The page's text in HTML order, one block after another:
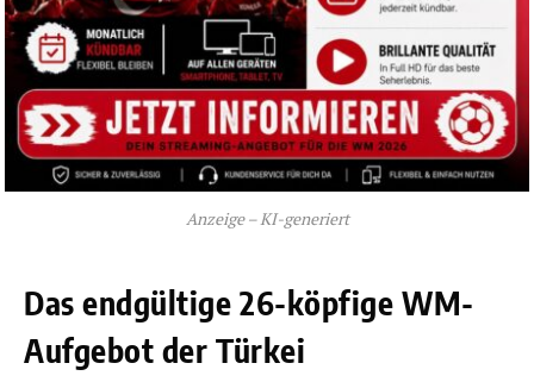
Anzeige – KI-generiert
Das endgültige 26-köpfige WM-
Aufgebot der Türkei